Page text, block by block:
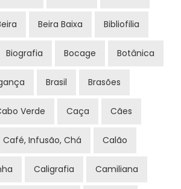
Beira Baixa Bibliofilia
Biografia Bocage Botânica
Brasil Brasões
Verde Caça Cães
Café, Infusão, Chá Calão
Caligrafia Camiliana